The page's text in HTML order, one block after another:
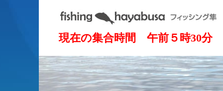
現在の集合時間 午前５時30分